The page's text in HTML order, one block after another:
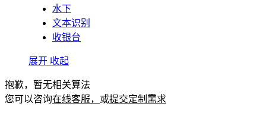
水下
文本识别
收银台
展开 收起
抱歉，暂无相关算法
您可以咨询在线客服， 或提交定制需求